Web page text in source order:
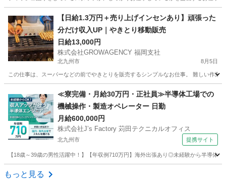
その他 ティッシュ
【日給1.3万円＋売り上げインセンあり】頑張った
分だけ収入UP｜やきとり移動販売
日給13,000円
株式会社GROWAGENCY 福岡支社
北九州市 8月5日
この仕事は、スーパーなどの前でやきとりを販売するシンプルなお仕事。 難しい作
その他 移動販売
≪寮完備・月給30万円・正社員≫半導体工場での
機械操作・製造オペレーター 日勤
月給600,000円
株式会社J’s Factory 苅田テクニカルオフィス
北九州市 提携サイト
【18歳～39歳の男性活躍中！】【年収例710万円】海外出張あり◎未経験から半導体
福岡 北九州市
もっと見る